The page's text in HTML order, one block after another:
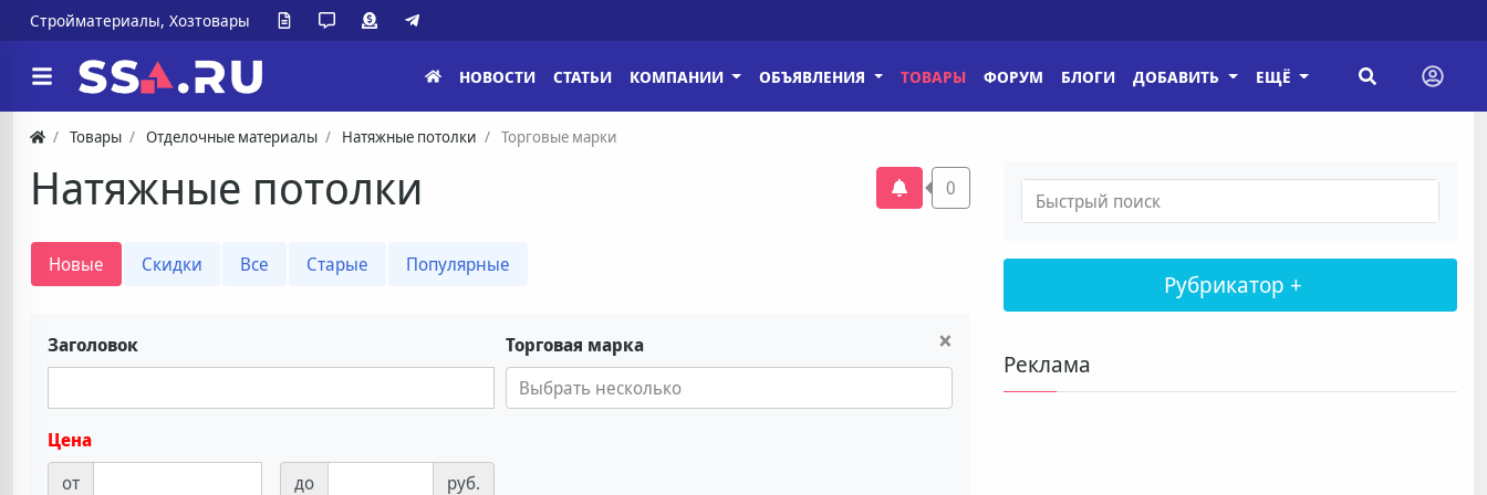
Стройматериалы, Хозтовары
НОВОСТИ СТАТЬИ КОМПАНИИ ОБЪЯВЛЕНИЯ ТОВАРЫ ФОРУМ БЛОГИ ДОБАВИТЬ ЕЩЁ
Товары Отделочные материалы Натяжные потолки Торговые марки
Натяжные потолки 0
Новые Скидки Все Старые Популярные
×
Заголовок Торговая марка
Цена
от
до руб.
Рубрикатор +
Реклама